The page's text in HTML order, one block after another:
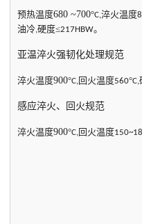
预热温度680 ~700°C,淬火温度
油冷,硬度≤217HBW。
亚温淬火强韧化处理规范
淬火温度900°C,回火温度560°C,
感应淬火、回火规范
淬火温度900°C,回火温度